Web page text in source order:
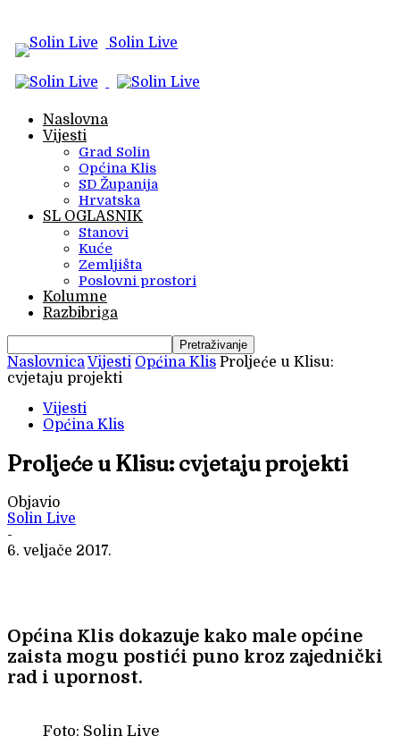
Solin Live
Naslovna
Vijesti
Grad Solin
Općina Klis
SD Županija
Hrvatska
SL OGLASNIK
Stanovi
Kuće
Zemljišta
Poslovni prostori
Kolumne
Razbibriga
NaslovnicaVijesti Općina Klis Proljeće u Klisu:
cvjetaju projekti
Vijesti
Općina Klis
Proljeće u Klisu: cvjetaju projekti
Objavio
Solin Live
-
6. veljače 2017.
Općina Klis dokazuje kako male općine
zaista mogu postići puno kroz zajednički
rad i upornost.
Foto: Solin Live